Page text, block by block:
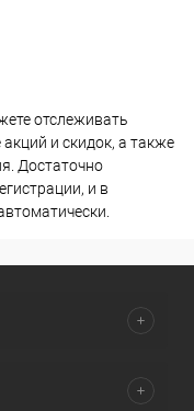
отслеживать
и скидок, а также
Достаточно
и в